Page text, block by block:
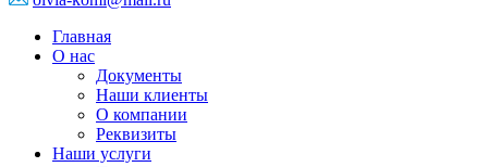
Главная
О нас
Документы
Наши клиенты
О компании
Реквизиты
Наши услуги